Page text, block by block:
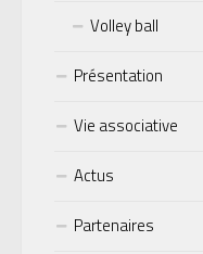
Volley ball
Présentation
Vie associative
Actus
Partenaires